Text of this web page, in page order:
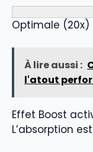
Optimale (20x)
À lire aussi :
l'atout
Effet Boost
L’absorption est